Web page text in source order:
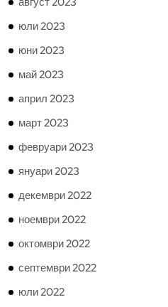
юли 2023
юни 2023
май 2023
април 2023
март 2023
февруари 2023
януари 2023
декември 2022
ноември 2022
октомври 2022
септември 2022
юли 2022